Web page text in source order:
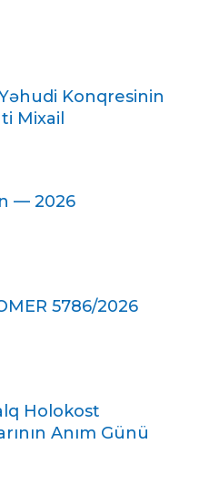
Konqresinin
Mixail
— 2026
5786/2026
Holokost
Anım Günü